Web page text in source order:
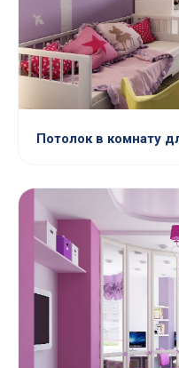
Потолок в комнату